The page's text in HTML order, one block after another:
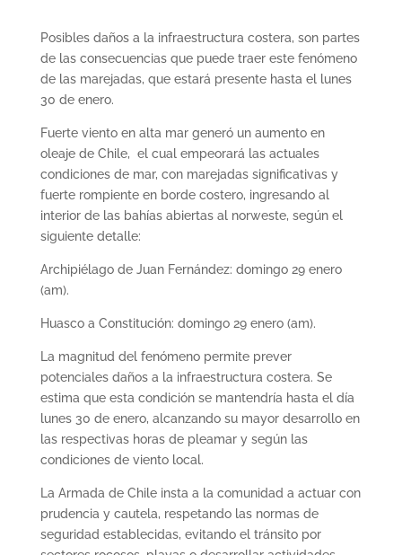
Posibles daños a la infraestructura costera, son partes
de las consecuencias que puede traer este fenómeno
de las marejadas, que estará presente hasta el lunes
30 de enero.
Fuerte viento en alta mar generó un aumento en
oleaje de Chile, el cual empeorará las actuales
condiciones de mar, con marejadas significativas y
fuerte rompiente en borde costero, ingresando al
interior de las bahías abiertas al norweste, según el
siguiente detalle:
Archipiélago de Juan Fernández: domingo 29 enero
(am).
Huasco a Constitución: domingo 29 enero (am).
La magnitud del fenómeno permite prever
potenciales daños a la infraestructura costera. Se
estima que esta condición se mantendría hasta el día
lunes 30 de enero, alcanzando su mayor desarrollo en
las respectivas horas de pleamar y según las
condiciones de viento local.
La Armada de Chile insta a la comunidad a actuar con
prudencia y cautela, respetando las normas de
seguridad establecidas, evitando el tránsito por